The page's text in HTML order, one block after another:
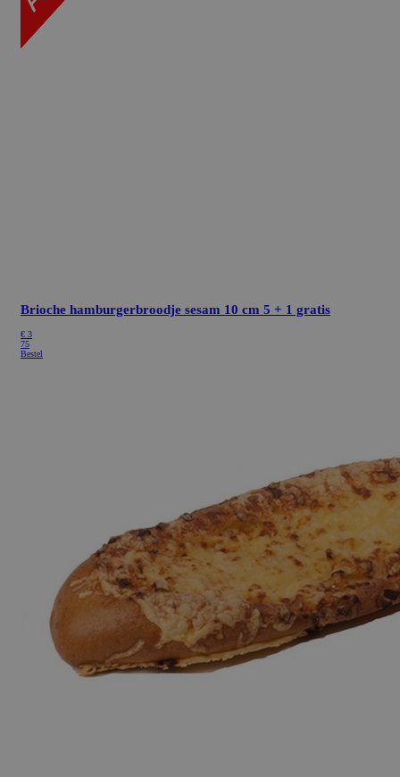
Brioche hamburgerbroodje sesam 10 cm 5 + 1 gratis
€ 3
75
Bestel